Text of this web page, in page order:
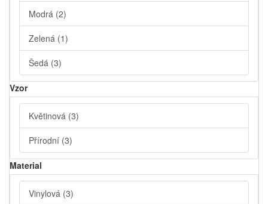
Modrá (2)
Zelená (1)
Šedá (3)
Vzor
Květinová (3)
Přírodní (3)
Material
Vinylová (3)